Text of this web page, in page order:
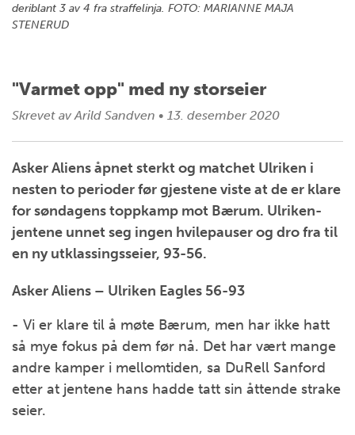
deriblant 3 av 4 fra straffelinja. FOTO: MARIANNE MAJA
STENERUD
"Varmet opp" med ny storseier
Skrevet av Arild Sandven • 13. desember 2020
Asker Aliens åpnet sterkt og matchet Ulriken i
nesten to perioder før gjestene viste at de er klare
for søndagens toppkamp mot Bærum. Ulriken-
jentene unnet seg ingen hvilepauser og dro fra til
en ny utklassingsseier, 93-56.
Asker Aliens – Ulriken Eagles 56-93
- Vi er klare til å møte Bærum, men har ikke hatt
så mye fokus på dem før nå. Det har vært mange
andre kamper i mellomtiden, sa DuRell Sanford
etter at jentene hans hadde tatt sin åttende strake
seier.